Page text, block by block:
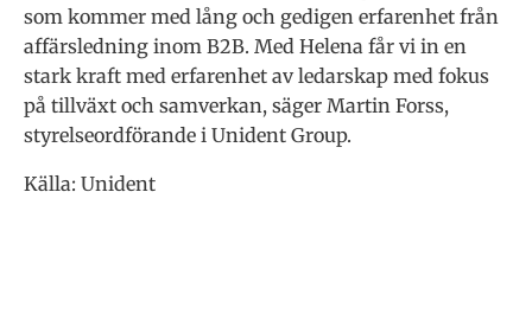
som kommer med lång och gedigen erfarenhet från
affärsledning inom B2B. Med Helena får vi in en
stark kraft med erfarenhet av ledarskap med fokus
på tillväxt och samverkan, säger Martin Forss,
styrelseordförande i Unident Group.
Källa: Unident